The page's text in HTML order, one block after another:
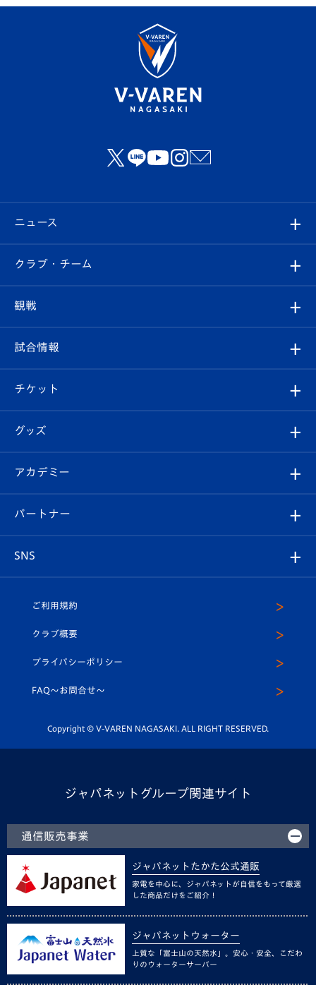
ニュース
すべて
クラブ
試合情報
チケット
イベント
メディア
ホームタウン
クラブ・チーム
クラブ概要
エンブレム紹介
スタッフプロフィール
マスコット紹介
平和祈念活動
ホームタウン活動
観戦
観戦ルール
はじめての観戦ガイド
Revive Team
ヴィヴィくんの長崎おもてなしガイド
試合情報
試合日程/結果
フォトギャラリー
スタジアムグルメ
チケット
チケット
V-LOVERS（ファンクラブ）
プレイヤーズスイート
グッズ
オンラインショップ
店舗情報
アカデミー
育成からのお知らせ
U-18
スクール
パートナー
SNS
ヴィヴィくんインスタグラム
公式LINE＠
ご利用規約
クラブ概要
プライバシーポリシー
FAQ〜お問合せ〜
Copyright © V-VAREN NAGASAKI. ALL RIGHT RESERVED.
ジャパネットグループ関連サイト
通信販売事業
ジャパネットたかた公式通販
家電を中心に、ジャパネットが自信をもって厳選
した商品だけをご紹介！
ジャパネットウォーター
上質な「富士山の天然水」。安心・安全、こだわ
りのウォーターサーバー